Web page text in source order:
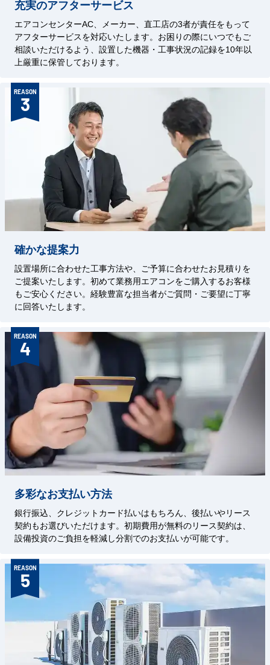
充実のアフターサービス
エアコンセンターAC、メーカー、直工店の3者が責任をもって
アフターサービスを対応いたします。お困りの際にいつでもご
相談いただけるよう、設置した機器・工事状況の記録を10年以
上厳重に保管しております。
REASON
3
確かな提案力
設置場所に合わせた工事方法や、ご予算に合わせたお見積りを
ご提案いたします。初めて業務用エアコンをご購入するお客様
もご安心ください。経験豊富な担当者がご質問・ご要望に丁寧
に回答いたします。
REASON
4
多彩なお支払い方法
銀行振込、クレジットカード払いはもちろん、後払いやリース
契約もお選びいただけます。初期費用が無料のリース契約は、
設備投資のご負担を軽減し分割でのお支払いが可能です。
REASON
5